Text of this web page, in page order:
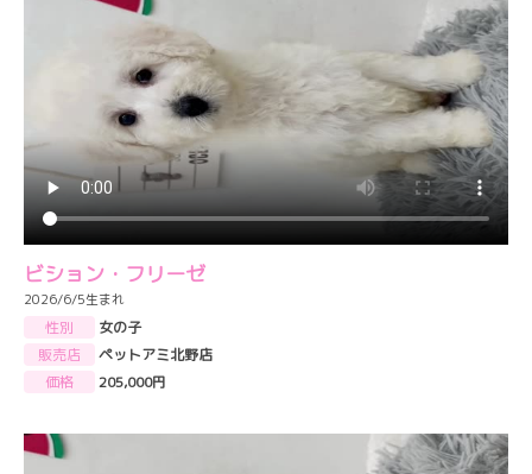
ビション・フリーゼ
2026/6/5生まれ
性別
女の子
販売店
ペットアミ北野店
価格
205,000円